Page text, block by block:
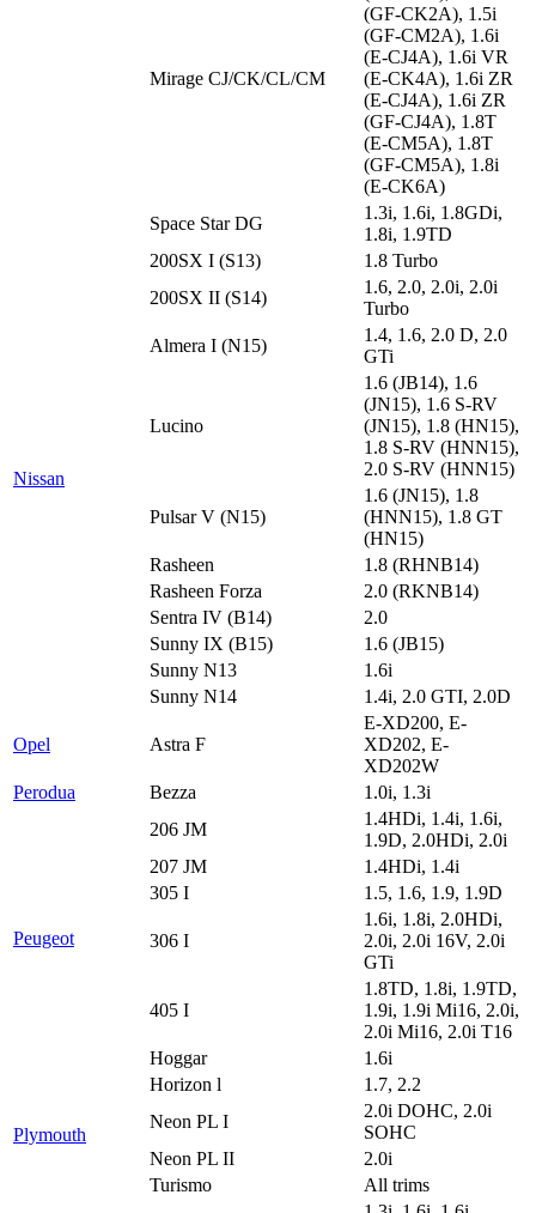
Mirage CJ/CK/CL/CM
(GF-CK2A), 1.5i
(GF-CM2A), 1.6i
(E-CJ4A), 1.6i VR
(E-CK4A), 1.6i ZR
(E-CJ4A), 1.6i ZR
(GF-CJ4A), 1.8T
(E-CM5A), 1.8T
(GF-CM5A), 1.8i
(E-CK6A)
Space Star DG
1.3i, 1.6i, 1.8GDi,
1.8i, 1.9TD
Nissan
200SX I (S13)
1.8 Turbo
200SX II (S14)
1.6, 2.0, 2.0i, 2.0i
Turbo
Almera I (N15)
1.4, 1.6, 2.0 D, 2.0
GTi
Lucino
1.6 (JB14), 1.6
(JN15), 1.6 S-RV
(JN15), 1.8 (HN15),
1.8 S-RV (HNN15),
2.0 S-RV (HNN15)
Pulsar V (N15)
1.6 (JN15), 1.8
(HNN15), 1.8 GT
(HN15)
Rasheen
1.8 (RHNB14)
Rasheen Forza
2.0 (RKNB14)
Sentra IV (B14)
2.0
Sunny IX (B15)
1.6 (JB15)
Sunny N13
1.6i
Sunny N14
1.4i, 2.0 GTI, 2.0D
Opel Astra F
E-XD200, E-
XD202, E-
XD202W
Perodua
Bezza 1.0i, 1.3i
Peugeot
206 JM
1.4HDi, 1.4i, 1.6i,
1.9D, 2.0HDi, 2.0i
207 JM
1.4HDi, 1.4i
305 I
1.5, 1.6, 1.9, 1.9D
306 I
1.6i, 1.8i, 2.0HDi,
2.0i, 2.0i 16V, 2.0i
GTi
405 I
1.8TD, 1.8i, 1.9TD,
1.9i, 1.9i Mi16, 2.0i,
2.0i Mi16, 2.0i T16
Hoggar
1.6i
Plymouth
Horizon l
1.7, 2.2
Neon PL I
2.0i DOHC, 2.0i
SOHC
Neon PL II
2.0i
Turismo
All trims